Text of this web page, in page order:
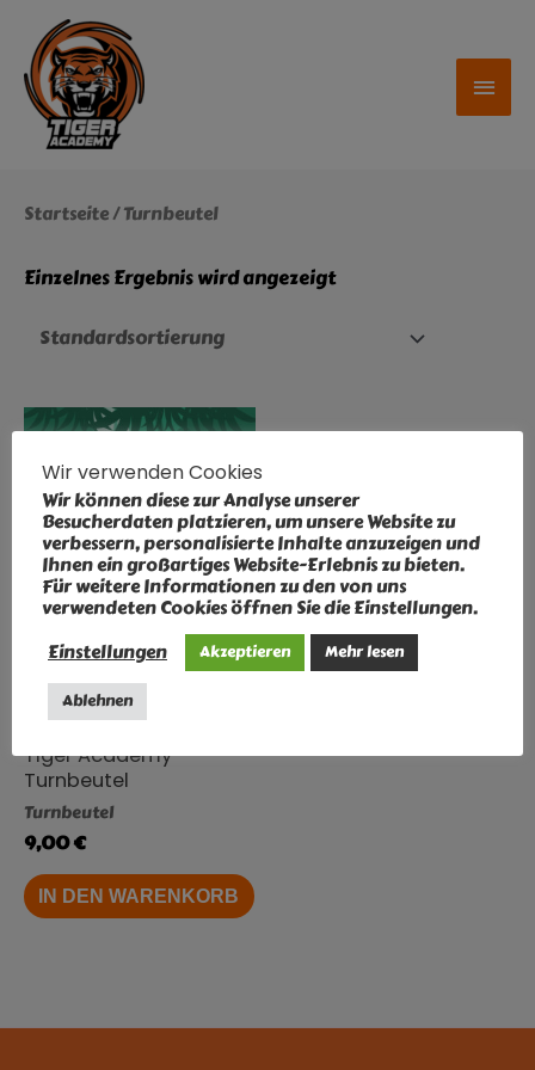
Inhalt
springen
Startseite/ Turnbeutel
Einzelnes Ergebnis wird angezeigt
zzgl.Versandkosten
Tiger Academy –
Turnbeutel
Turnbeutel
9,00€
IN DEN WARENKORB
Wir verwenden Cookies
Wir können diese zur Analyse unserer
Besucherdaten platzieren, um unsere Website zu
verbessern, personalisierte Inhalte anzuzeigen und
Ihnen ein großartiges Website-Erlebnis zu bieten.
Für weitere Informationen zu den von uns
verwendeten Cookies öffnen Sie die Einstellungen.
Einstellungen
Akzeptieren Mehr lesen
Ablehnen